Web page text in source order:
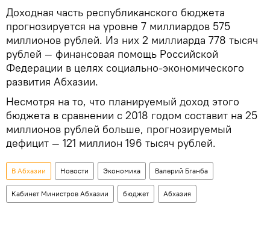
Доходная часть республиканского бюджета
прогнозируется на уровне 7 миллиардов 575
миллионов рублей. Из них 2 миллиарда 778 тысяч
рублей — финансовая помощь Российской
Федерации в целях социально-экономического
развития Абхазии.
Несмотря на то, что планируемый доход этого
бюджета в сравнении с 2018 годом составит на 25
миллионов рублей больше, прогнозируемый
дефицит — 121 миллион 196 тысяч рублей.
В Абхазии Новости Экономика Валерий Бганба
Кабинет Министров Абхазии бюджет Абхазия